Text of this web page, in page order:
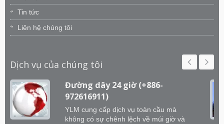
Tin tức
Liên hệ chúng tôi
Dịch vụ của chúng tôi
Đường dây 24 giờ (+886-
972616911)
YLM cung cấp dịch vụ toàn cầu mà
không có sự chênh lệch về múi giờ và